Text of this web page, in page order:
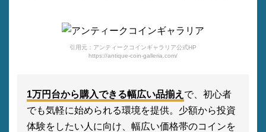
引用元：アンティークコインギャラリア公式HP
https://antique-coin-galleria.com/
1万円台から購入できる幅広い品揃え で、初心者
でも気軽に始められる環境を提供。少額から投資
体験をしたい人に向け、幅広い価格帯のコインを